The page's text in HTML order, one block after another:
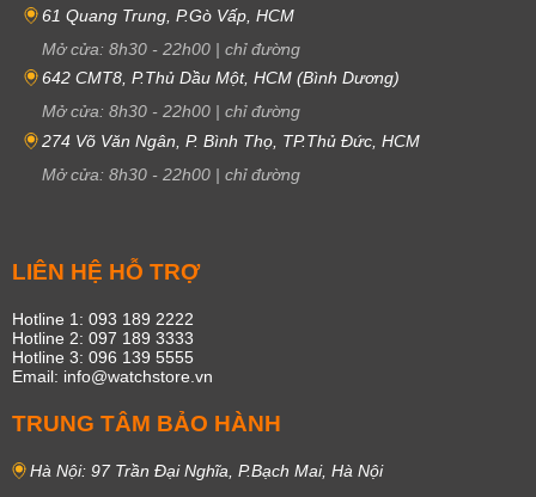
61 Quang Trung, P.Gò Vấp, HCM
Mở cửa: 8h30 - 22h00 | chỉ đường
642 CMT8, P.Thủ Dầu Một, HCM (Bình Dương)
Mở cửa: 8h30 - 22h00 | chỉ đường
274 Võ Văn Ngân, P. Bình Thọ, TP.Thủ Đức, HCM
Mở cửa: 8h30 - 22h00 | chỉ đường
LIÊN HỆ HỖ TRỢ
Hotline 1: 093 189 2222
Hotline 2: 097 189 3333
Hotline 3: 096 139 5555
Email: info@watchstore.vn
TRUNG TÂM BẢO HÀNH
Hà Nội: 97 Trần Đại Nghĩa, P.Bạch Mai, Hà Nội